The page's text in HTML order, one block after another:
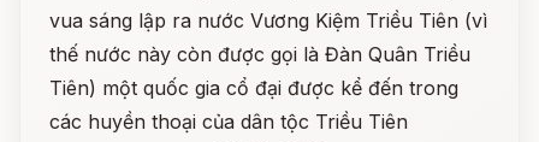
vua sáng lập ra nước Vương Kiệm Triều Tiên (vì
thế nước này còn được gọi là Đàn Quân Triều
Tiên) một quốc gia cổ đại được kể đến trong
các huyền thoại của dân tộc Triều Tiên